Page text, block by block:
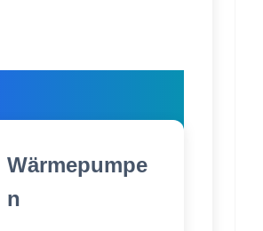
Wärmepumpe
n